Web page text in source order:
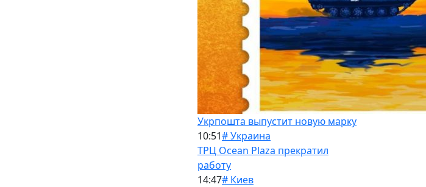
Укрпошта выпустит новую марку
10:51# Украина
ТРЦ Ocean Plaza прекратил
работу
14:47# Киев